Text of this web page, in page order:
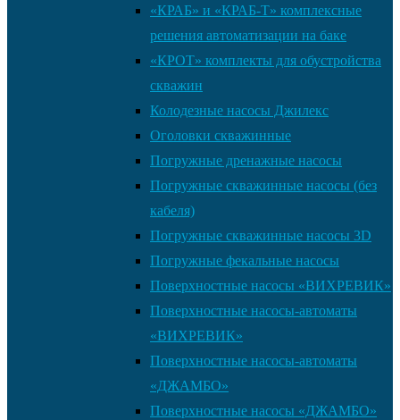
«КРАБ» и «КРАБ-Т» комплексные
решения автоматизации на баке
«КРОТ» комплекты для обустройства
скважин
Колодезные насосы Джилекс
Оголовки скважинные
Погружные дренажные насосы
Погружные скважинные насосы (без
кабеля)
Погружные скважинные насосы 3D
Погружные фекальные насосы
Поверхностные насосы «ВИХРЕВИК»
Поверхностные насосы-автоматы
«ВИХРЕВИК»
Поверхностные насосы-автоматы
«ДЖАМБО»
Поверхностные насосы «ДЖАМБО»